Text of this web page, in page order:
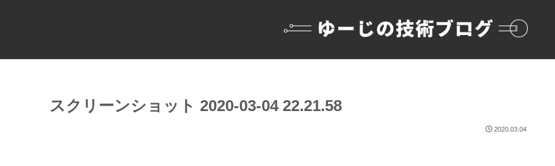
スクリーンショット 2020-03-04 22.21.58
2020.03.04